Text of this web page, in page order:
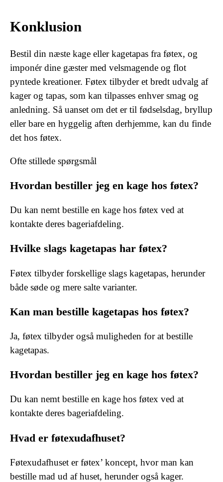
Konklusion
Bestil din næste kage eller kagetapas fra føtex, og
imponér dine gæster med velsmagende og flot
pyntede kreationer. Føtex tilbyder et bredt udvalg af
kager og tapas, som kan tilpasses enhver smag og
anledning. Så uanset om det er til fødselsdag, bryllup
eller bare en hyggelig aften derhjemme, kan du finde
det hos føtex.
Ofte stillede spørgsmål
Hvordan bestiller jeg en kage hos føtex?
Du kan nemt bestille en kage hos føtex ved at
kontakte deres bageriafdeling.
Hvilke slags kagetapas har føtex?
Føtex tilbyder forskellige slags kagetapas, herunder
både søde og mere salte varianter.
Kan man bestille kagetapas hos føtex?
Ja, føtex tilbyder også muligheden for at bestille
kagetapas.
Hvordan bestiller jeg en kage hos føtex?
Du kan nemt bestille en kage hos føtex ved at
kontakte deres bageriafdeling.
Hvad er føtexudafhuset?
Føtexudafhuset er føtex’ koncept, hvor man kan
bestille mad ud af huset, herunder også kager.